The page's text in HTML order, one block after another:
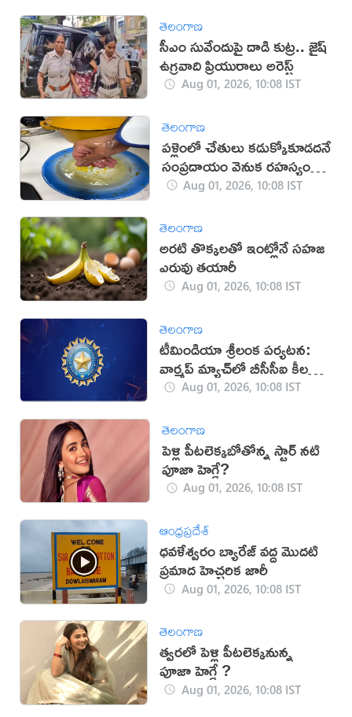
తెలంగాణ
సీఎం సువేందుపై దాడి కుట్ర.. జైష్
ఉగ్రవాది ప్రియురాలు అరెస్ట్
Aug 01, 2026, 10:08 IST
తెలంగాణ
పళ్లెంలో చేతులు కడుక్కోకూడదనే
సంప్రదాయం వెనుక రహస్యం
ఇదే!Aug 01, 2026, 10:08 IST
తెలంగాణ
అరటి తొక్కలతో ఇంట్లోనే సహజ
ఎరువు తయారీ
Aug 01, 2026, 10:08 IST
తెలంగాణ
టీమిండియా శ్రీలంక పర్యటన:
వార్మప్ మ్యాచ్‌లో బీసీసీఐ కీలక
మార్పుAug 01, 2026, 10:08 IST
తెలంగాణ
పెళ్లి పీటలెక్కబోతోన్న స్టార్ నటి
పూజా హెగ్డే?
Aug 01, 2026, 10:08 IST
ఆంధ్రప్రదేశ్
ధవళేశ్వరం బ్యారేజ్ వద్ద మొదటి
ప్రమాద హెచ్చరిక జారీ
Aug 01, 2026, 10:08 IST
తెలంగాణ
త్వరలో పెళ్లి పీటలెక్కనున్న
పూజా హెగ్డే ?
Aug 01, 2026, 10:08 IST